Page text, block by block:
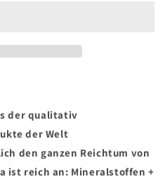
der qualitativ
der Welt
den ganzen Reichtum von
ist reich an: Mineralstoffen +